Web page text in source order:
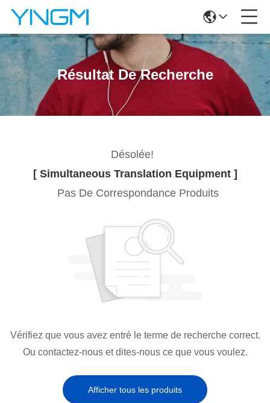
Résultat De Recherche
Désolée!
[ Simultaneous Translation Equipment ]
Pas De Correspondance Produits
Vérifiez que vous avez entré le terme de recherche correct.
Ou contactez-nous et dites-nous ce que vous voulez.
Afficher tous les produits